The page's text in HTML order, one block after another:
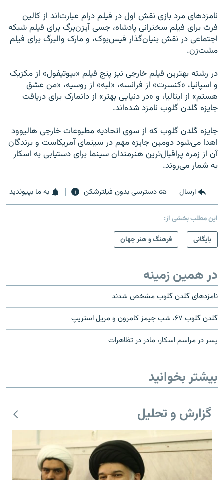
نامزدهای مرد بازی نقش اول در فیلم درام عبارت‌اند از کالین
فرث برای فیلم سخنرانی پادشاه، جسی آیزن‌برگ برای فیلم شبکه
اجتماعی در نقش بنیان‌گذار فیس‌بوک، و مارک والبرگ برای فیلم
مشت‌زن.
در رشته بهترین فیلم خارجی نیز پنج فیلم «بیوتیفول» از مکزیک
و اسپانیا، «کنسرت» از فرانسه، «لبه» از روسیه، «من عشق
هستم» از ایتالیا، و «در دنیایی بهتر» از دانمارک برای دریافت
جایزه گلدن گلوب نامزد شده‌اند.
جايزه گلدن گلوب که از سوی اتحادیه مطبوعات خارجی هالیوود
اهدا می‌شود دومين جايزه مهم در سينمای آمريکاست و برندگان
آن از زمره پراقبال‌ترين هنرمندان سينما برای دستيابی به اسکار
به شمار می‌روند.
ارسال دسترسی بدون فیلترشکن به ما بپیوندید
این مطلب بخشی از:
بایگانی
فرهنگ و هنر جهان
در همین زمینه
نامزدهای گلدن گلوب مشخص شدند
گلدن گلوب ۶۷، شب جیمز کامرون و مریل استریپ
پسر در مراسم اسکار، مادر در تظاهرات
بیشتر بخوانید
گزارش و تحلیل